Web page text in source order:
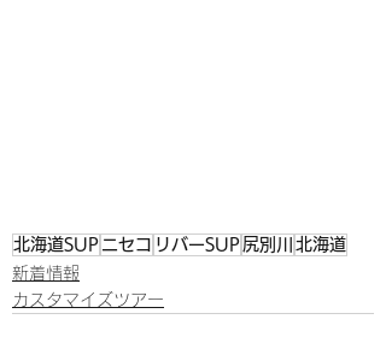
北海道SUP ニセコ リバーSUP 尻別川
北海道
新着情報
カスタマイズツアー